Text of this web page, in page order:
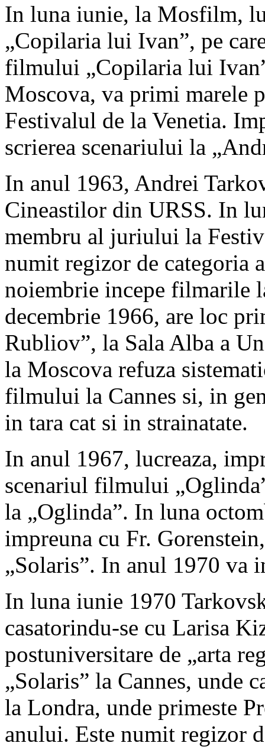
In luna iunie, la Mosfilm,
„Copilaria lui Ivan”, pe
filmului „Copilaria lui
Moscova, va primi marele
Festivalul de la Venetia.
scrierea scenariului la
In anul 1963, Andrei
Cineastilor din URSS. In
membru al juriului la
numit regizor de categoria
noiembrie incepe filmarile
decembrie 1966, are loc
Rubliov”, la Sala Alba a
la Moscova refuza
filmului la Cannes si, in
in tara cat si in strainatate.
In anul 1967, lucreaza,
scenariul filmului
la „Oglinda”. In luna
impreuna cu Fr.
„Solaris”. In anul 1970 va
In luna iunie 1970
casatorindu-se cu Larisa
postuniversitare de „arta
„Solaris” la Cannes, unde
la Londra, unde primeste
anului. Este numit regizor